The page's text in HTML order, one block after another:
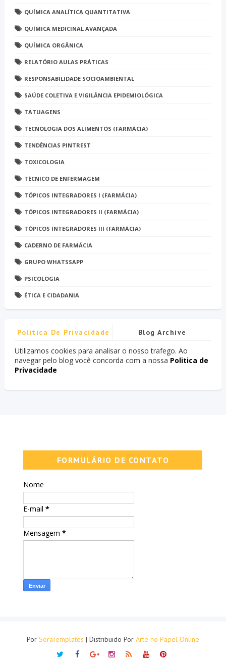
QUÍMICA ANALÍTICA QUANTITATIVA
QUÍMICA MEDICINAL AVANÇADA
QUÍMICA ORGÂNICA
RELATÓRIO AULAS PRÁTICAS
RESPONSABILIDADE SOCIOAMBIENTAL
SAÚDE COLETIVA E VIGILÂNCIA EPIDEMIOLÓGICA
TATUAGENS
TECNOLOGIA DOS ALIMENTOS (FARMÁCIA)
TENDÊNCIAS PINTREST
TOXICOLOGIA
TÉCNICO DE ENFERMAGEM
TÓPICOS INTEGRADORES I (FARMÁCIA)
TÓPICOS INTEGRADORES II (FARMÁCIA)
TÓPICOS INTEGRADORES III (FARMÁCIA)
CADERNO DE FARMÁCIA
GRUPO WHATSSAPP
PSICOLOGIA
ÉTICA E CIDADANIA
Politica De Privacidade Blog Archive
Utilizamos cookies para analisar o nosso trafego. Ao
navegar pelo blog você concorda com a nossa Politica de
Privacidade
FORMULÁRIO DE CONTATO
Nome
E-mail*
Mensagem*
Por SoraTemplates | Distribuido Por Arte no Papel Online